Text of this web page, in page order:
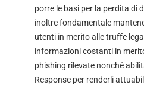
porre le basi per la perdita di
inoltre fondamentale
utenti in merito alle truffe
informazioni costanti in
phishing rilevate nonché
Response per renderli